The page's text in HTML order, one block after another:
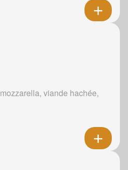
viande hachée,